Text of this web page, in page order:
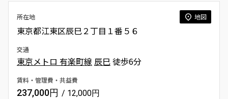
所在地 地図
東京都江東区辰巳２丁目１番５６
交通
東京メトロ 有楽町線 辰巳徒歩6分
賃料・管理費・共益費
237,000円 / 12,000円